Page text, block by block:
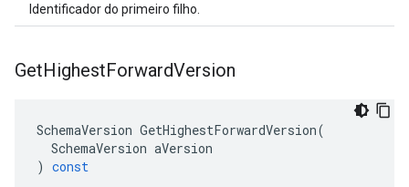
Identificador do primeiro filho.
GetHighestForwardVersion
SchemaVersion GetHighestForwardVersion(
SchemaVersion aVersion
) const